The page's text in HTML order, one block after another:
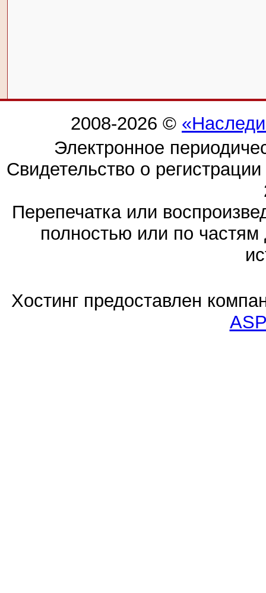
2008-2026 ©
Электронное
Свидетельство о
Перепечатка или
полностью или по частям
Хостинг предоставлен